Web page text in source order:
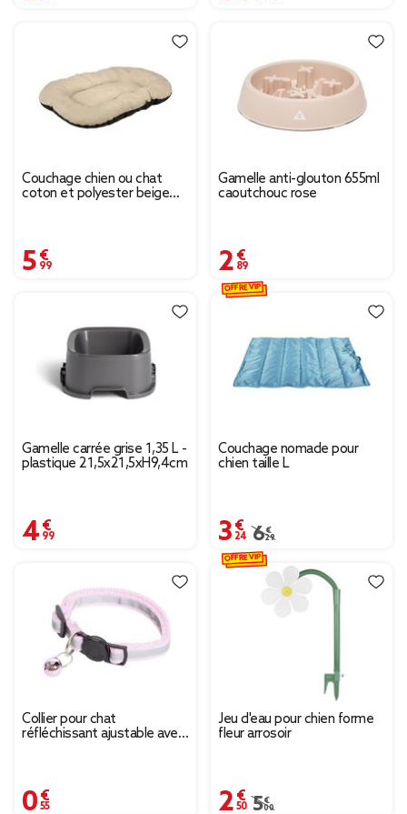
Couchage chien ou chat
coton et polyester beige
5,99 €
Gamelle anti-glouton 655ml
caoutchouc rose
2,89 €
Gamelle carrée grise 1,35 L -
plastique 21,5x21,5xH9,4cm
4,99 €
Couchage nomade pour
chien taille L
3,24 €
Prix remisé de 6,29 €
6,29 €
OFFRE VIP
Collier pour chat
réfléchissant ajustable avec
0,55 €
Jeu d'eau pour chien forme
fleur arrosoir
2,50 €
Prix remisé de 5,00 €
5,00 €
OFFRE VIP